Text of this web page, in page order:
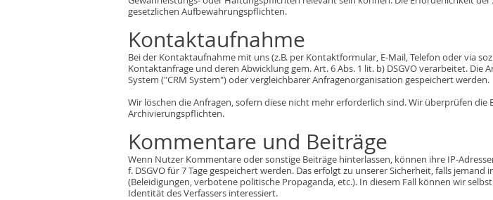
gesetzlichen Aufbewahrungspflichten.
Kontaktaufnahme
Bei der Kontaktaufnahme mit uns (z.B. per Kontaktformular, E-Mail, Telefon oder via
Kontaktanfrage und deren Abwicklung gem. Art. 6 Abs. 1 lit. b) DSGVO verarbeitet.
System ("CRM System") oder vergleichbarer Anfragenorganisation gespeichert werden.
Wir löschen die Anfragen, sofern diese nicht mehr erforderlich sind. Wir überprüfen die
Archivierungspflichten.
Kommentare und Beiträge
Wenn Nutzer Kommentare oder sonstige Beiträge hinterlassen, können ihre IP-
f. DSGVO für 7 Tage gespeichert werden. Das erfolgt zu unserer Sicherheit, falls
(Beleidigungen, verbotene politische Propaganda, etc.). In diesem Fall können wir
Identität des Verfassers interessiert.